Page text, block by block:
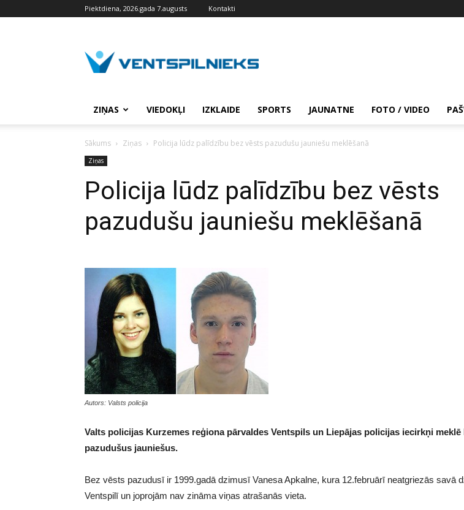
Piektdiena, 2026.gada 7.augusts Kontakti
ZIŅAS VIEDOKĻI IZKLAIDE SPORTS JAUNATNE FOTO / VIDEO
Sākums Ziņas Policija lūdz palīdzību bez vēsts pazudušu jauniešu meklēšanā
Ziņas
Policija lūdz palīdzību bez vēsts
pazudušu jauniešu meklēšanā
Autors: Valsts policija
Valts policijas Kurzemes reģiona pārvaldes Ventspils un Liepājas policijas iecirkņi meklē
pazudušus jauniešus.
Bez vēsts pazudusī ir 1999.gadā dzimusī Vanesa Apkalne, kura 12.februārī neatgriezās savā
Ventspilī un joprojām nav zināma viņas atrašanās vieta.